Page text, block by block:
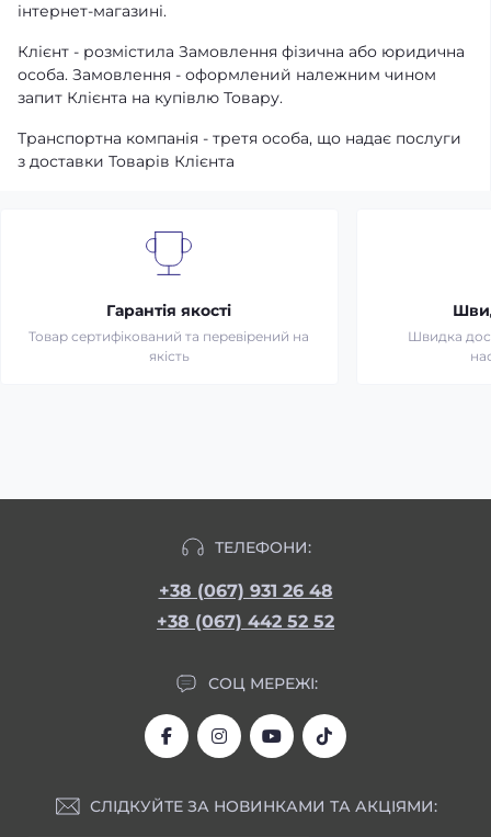
інтернет-магазині.
Клієнт - розмістила Замовлення фізична або юридична
особа. Замовлення - оформлений належним чином
запит Клієнта на купівлю Товару.
Транспортна компанія - третя особа, що надає послуги
з доставки Товарів Клієнта
Гарантія якості
Товар сертифікований та перевірений на
якість
Швидка
ТЕЛЕФОНИ:
+38 (067) 931 26 48
+38 (067) 442 52 52
СОЦ МЕРЕЖІ:
СЛІДКУЙТЕ ЗА НОВИНКАМИ ТА АКЦІЯМИ: